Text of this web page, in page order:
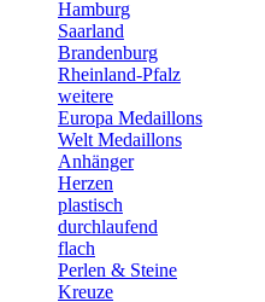
Hamburg
Saarland
Brandenburg
Rheinland-Pfalz
weitere
Europa Medaillons
Welt Medaillons
Anhänger
Herzen
plastisch
durchlaufend
flach
Perlen & Steine
Kreuze